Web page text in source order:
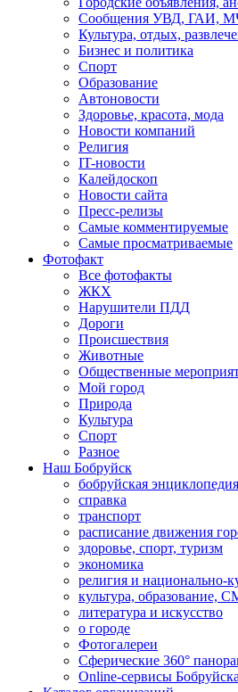
Сообщения УВД, ГАИ,
Культура, отдых,
Бизнес и политика
Спорт
Образование
Автоновости
Здоровье, красота, мода
Новости компаний
Религия
IT-новости
Калейдоскоп
Новости сайта
Пресс-релизы
Самые комментируемые
Самые просматриваемые
Фотофакт
Все фотофакты
ЖКХ
Нарушители ПДД
Дороги
Происшествия
Животные
Общественные
Мой город
Природа
Культура
Спорт
Разное
Наш Бобруйск
бобруйская энциклопедия
справка
транспорт
расписание движения
здоровье, спорт, туризм
экономика
религия и национально-
культура, образование,
литература и искусство
о городе
Фотогалереи
Сферические 360°
Online-сервисы Бобруйска